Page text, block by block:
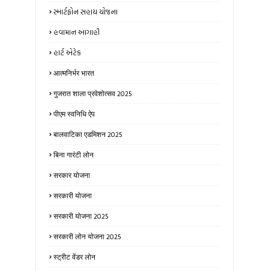
સ્માર્ટફોન સહાય યોજના
હવામાન આગાહી
હાર્ટ એટેક
आत्मनिर्भर भारत
गुजरात शाला प्रवेशोत्सव 2025
पीएम स्वनिधि ऐप
बालवाटिका एडमिशन 2025
बिना गारंटी लोन
सरकार योजना
सरकारी योजना
सरकारी योजना 2025
सरकारी लोन योजना 2025
स्ट्रीट वेंडर लोन